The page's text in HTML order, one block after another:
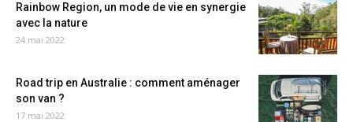
Rainbow Region, un mode de vie en synergie
avec la nature
24 mai 2022
Road trip en Australie : comment aménager
son van ?
17 mai 2022